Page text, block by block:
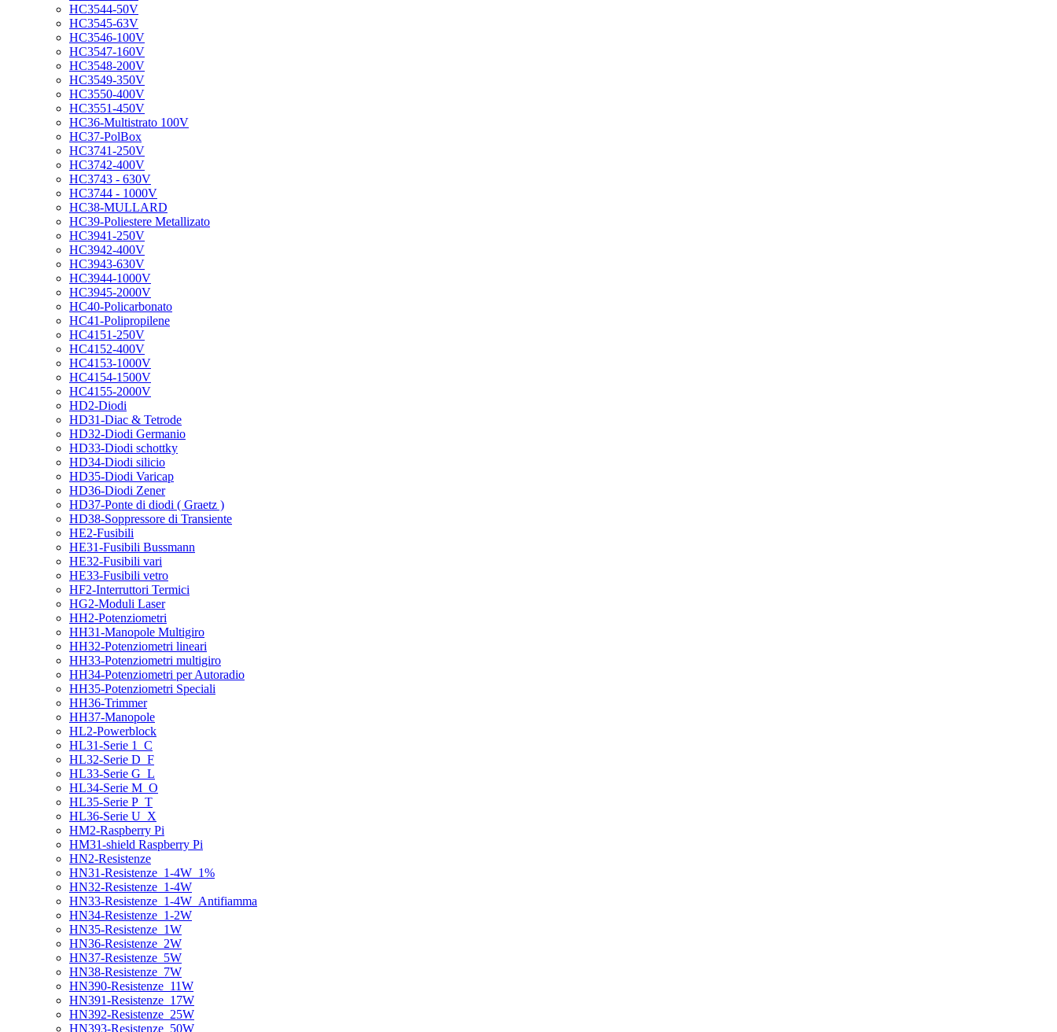
HC3544-50V
HC3545-63V
HC3546-100V
HC3547-160V
HC3548-200V
HC3549-350V
HC3550-400V
HC3551-450V
HC36-Multistrato 100V
HC37-PolBox
HC3741-250V
HC3742-400V
HC3743 - 630V
HC3744 - 1000V
HC38-MULLARD
HC39-Poliestere Metallizato
HC3941-250V
HC3942-400V
HC3943-630V
HC3944-1000V
HC3945-2000V
HC40-Policarbonato
HC41-Polipropilene
HC4151-250V
HC4152-400V
HC4153-1000V
HC4154-1500V
HC4155-2000V
HD2-Diodi
HD31-Diac & Tetrode
HD32-Diodi Germanio
HD33-Diodi schottky
HD34-Diodi silicio
HD35-Diodi Varicap
HD36-Diodi Zener
HD37-Ponte di diodi ( Graetz )
HD38-Soppressore di Transiente
HE2-Fusibili
HE31-Fusibili Bussmann
HE32-Fusibili vari
HE33-Fusibili vetro
HF2-Interruttori Termici
HG2-Moduli Laser
HH2-Potenziometri
HH31-Manopole Multigiro
HH32-Potenziometri lineari
HH33-Potenziometri multigiro
HH34-Potenziometri per Autoradio
HH35-Potenziometri Speciali
HH36-Trimmer
HH37-Manopole
HL2-Powerblock
HL31-Serie 1_C
HL32-Serie D_F
HL33-Serie G_L
HL34-Serie M_O
HL35-Serie P_T
HL36-Serie U_X
HM2-Raspberry Pi
HM31-shield Raspberry Pi
HN2-Resistenze
HN31-Resistenze_1-4W_1%
HN32-Resistenze_1-4W
HN33-Resistenze_1-4W_Antifiamma
HN34-Resistenze_1-2W
HN35-Resistenze_1W
HN36-Resistenze_2W
HN37-Resistenze_5W
HN38-Resistenze_7W
HN390-Resistenze_11W
HN391-Resistenze_17W
HN392-Resistenze_25W
HN393-Resistenze_50W